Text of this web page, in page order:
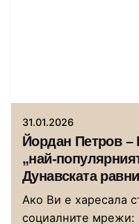
31.01.2026
Йордан Петров –
„най-
Дунавската
Ако Ви е харесала
социалните